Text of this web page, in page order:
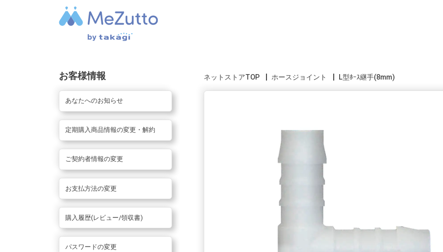
ネットストアTOP ホースジョイント L型ﾎｰｽ継手(8mm)
お客様情報
あなたへのお知らせ
定期購入商品情報の変更・解約
ご契約者情報の変更
お支払方法の変更
購入履歴(レビュー/領収書)
パスワードの変更